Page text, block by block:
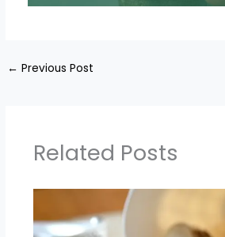
← Previous Post
Related Posts